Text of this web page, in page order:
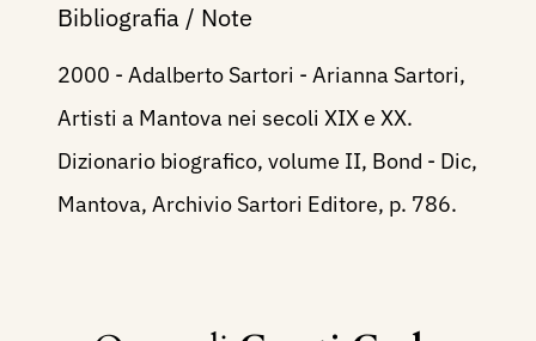
Bibliografia / Note
2000 - Adalberto Sartori - Arianna Sartori,
Artisti a Mantova nei secoli XIX e XX.
Dizionario biografico, volume II, Bond - Dic,
Mantova, Archivio Sartori Editore, p. 786.